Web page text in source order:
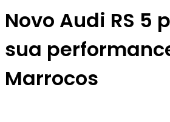
Novo Audi RS 5
sua
Marrocos